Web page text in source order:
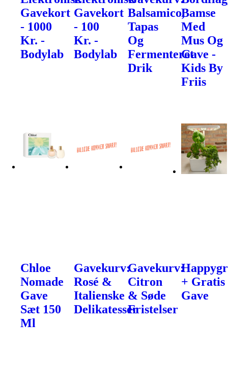
Gavekort
- 1000
Kr. -
Bodylab
Gavekort
- 100
Kr. -
Bodylab
Balsamico,
Tapas
Og
Fermenteret
Drik
Bamse
Med
Mus Og
Gave -
Kids By
Friis
Chloe
Nomade
Gave
Sæt 150
Ml
Gavekurv:
Rosé &
Italienske
Delikatesser
Gavekurv:
Citron
& Søde
Fristelser
+ Gratis
Gave